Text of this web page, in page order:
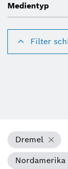
Medientyp
Filter
Dremel
Nordamerika